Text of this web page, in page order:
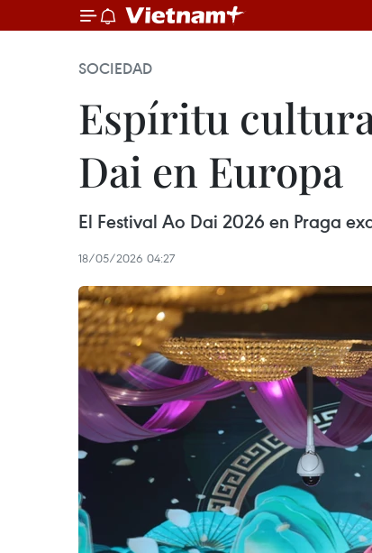
SOCIEDAD
Espíritu
Dai en Europa
El Festival Ao Dai 2026 en Praga
18/05/2026 04:27